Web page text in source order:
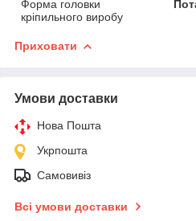
Форма головки
кріпильного виробу
Приховати
Умови доставки
Нова Пошта
Укрпошта
Самовивіз
Всі умови доставки